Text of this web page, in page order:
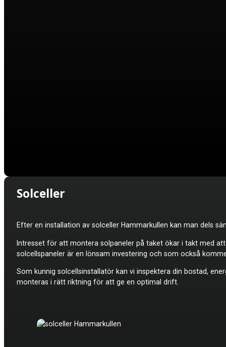
Solceller
Efter en installation av solceller Hammarkullen kan man dels
Intresset för att montera solpaneler på taket ökar i takt med
solcellspaneler är en lönsam investering och som också
Som kunnig solcellsinstallatör kan vi inspektera din bostad,
monteras i rätt riktning för att ge en optimal drift.